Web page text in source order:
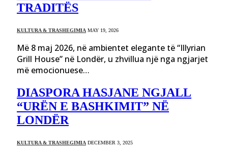
TRADITËS
KULTURA & TRASHEGIMIA MAY 19, 2026
Më 8 maj 2026, në ambientet elegante të “Illyrian
Grill House” në Londër, u zhvillua një nga ngjarjet
më emocionuese…
DIASPORA HASJANE NGJALL
“URËN E BASHKIMIT” NË
LONDËR
KULTURA & TRASHEGIMIA DECEMBER 3, 2025